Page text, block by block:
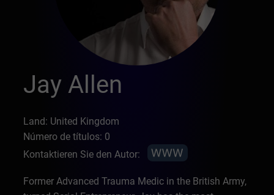
Jay Allen
Land: United Kingdom
Número de títulos: 0
Kontaktieren Sie den Autor:
Former Advanced Trauma Medic in the British Army,